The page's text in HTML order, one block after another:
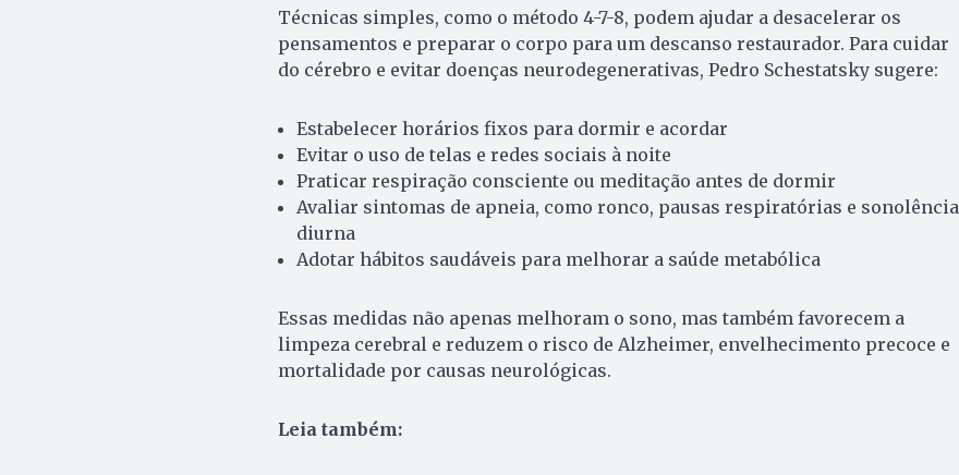
Técnicas simples, como o método 4-7-8, podem ajudar a desacelerar os
pensamentos e preparar o corpo para um descanso restaurador. Para cuidar
do cérebro e evitar doenças neurodegenerativas, Pedro Schestatsky sugere:
Estabelecer horários fixos para dormir e acordar
Evitar o uso de telas e redes sociais à noite
Praticar respiração consciente ou meditação antes de dormir
Avaliar sintomas de apneia, como ronco, pausas respiratórias e sonolência
diurna
Adotar hábitos saudáveis para melhorar a saúde metabólica
Essas medidas não apenas melhoram o sono, mas também favorecem a
limpeza cerebral e reduzem o risco de Alzheimer, envelhecimento precoce e
mortalidade por causas neurológicas.
Leia também: